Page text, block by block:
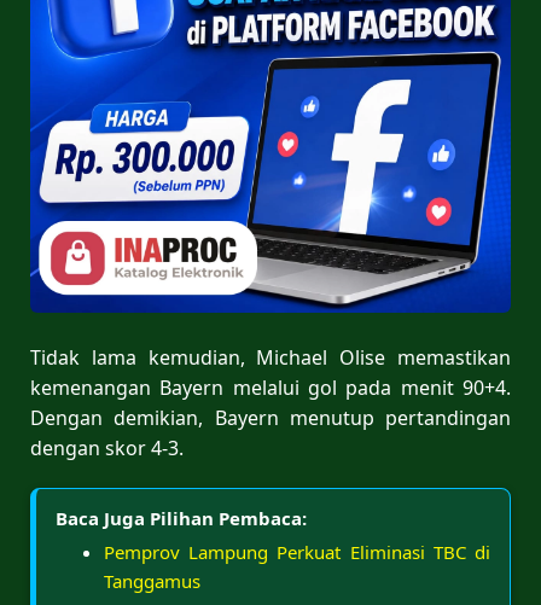
Tidak lama kemudian, Michael Olise memastikan
kemenangan Bayern melalui gol pada menit 90+4.
Dengan demikian, Bayern menutup pertandingan
dengan skor 4-3.
Baca Juga Pilihan Pembaca:
Pemprov Lampung Perkuat Eliminasi TBC di
Tanggamus